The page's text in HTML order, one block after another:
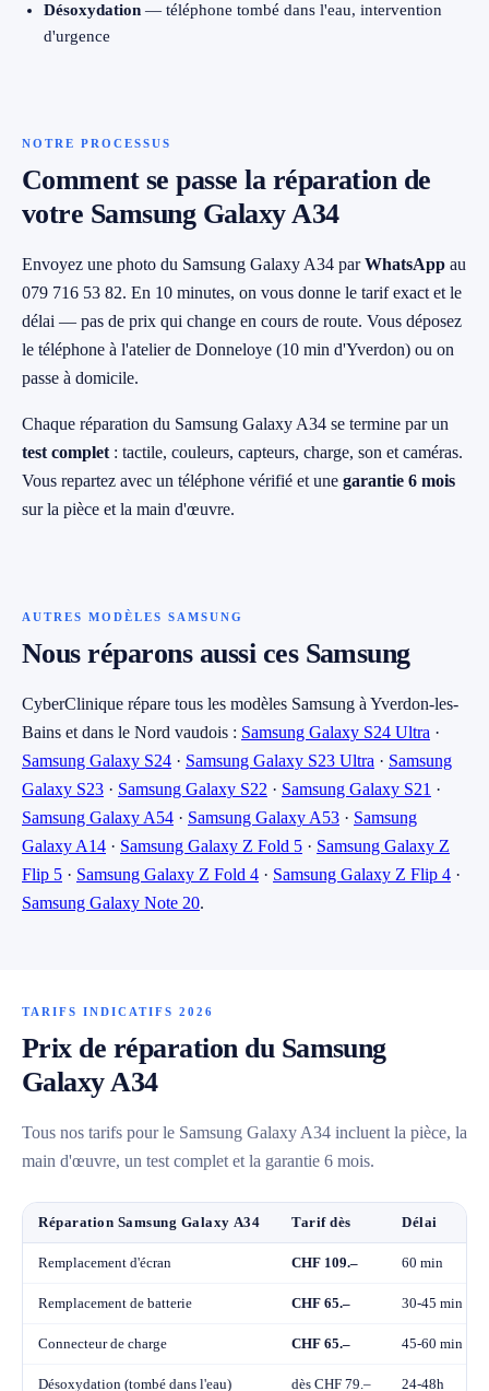
Désoxydation — téléphone tombé dans l'eau, intervention
d'urgence
NOTRE PROCESSUS
Comment se passe la réparation de
votre Samsung Galaxy A34
Envoyez une photo du Samsung Galaxy A34 parWhatsApp au
079 716 53 82. En 10 minutes, on vous donne le tarif exact et le
délai — pas de prix qui change en cours de route. Vous déposez
le téléphone à l'atelier de Donneloye (10 min d'Yverdon) ou on
passe à domicile.
Chaque réparation du Samsung Galaxy A34 se termine par un
test complet : tactile, couleurs, capteurs, charge, son et caméras.
Vous repartez avec un téléphone vérifié et une garantie 6 mois
sur la pièce et la main d'œuvre.
AUTRES MODÈLES SAMSUNG
Nous réparons aussi ces Samsung
CyberClinique répare tous les modèles Samsung à Yverdon-les-
Bains et dans le Nord vaudois : Samsung Galaxy S24 Ultra ·
Samsung Galaxy S24 · Samsung Galaxy S23 Ultra · Samsung
Galaxy S23 · Samsung Galaxy S22 · Samsung Galaxy S21 ·
Samsung Galaxy A54 · Samsung Galaxy A53 · Samsung
Galaxy A14 · Samsung Galaxy Z Fold 5 · Samsung Galaxy Z
Flip 5 · Samsung Galaxy Z Fold 4 · Samsung Galaxy Z Flip 4 ·
Samsung Galaxy Note 20.
TARIFS INDICATIFS 2026
Prix de réparation du Samsung
Galaxy A34
Tous nos tarifs pour le Samsung Galaxy A34 incluent la pièce, la
main d'œuvre, un test complet et la garantie 6 mois.
Réparation Samsung Galaxy A34 Tarif dès Délai
Remplacement d'écran CHF 109.– 60 min
Remplacement de batterie CHF 65.– 30-45 min
Connecteur de charge CHF 65.– 45-60 min
Désoxydation (tombé dans l'eau) dès CHF 79.– 24-48h